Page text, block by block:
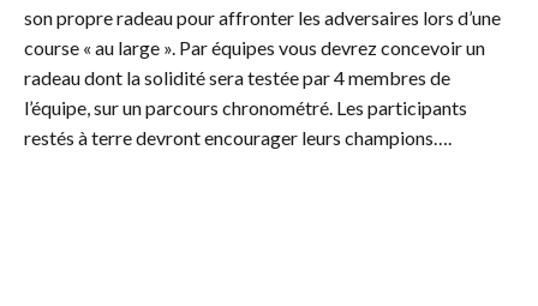
son propre radeau pour affronter les adversaires lors d’une
course « au large ». Par équipes vous devrez concevoir un
radeau dont la solidité sera testée par 4 membres de
l’équipe, sur un parcours chronométré. Les participants
restés à terre devront encourager leurs champions….